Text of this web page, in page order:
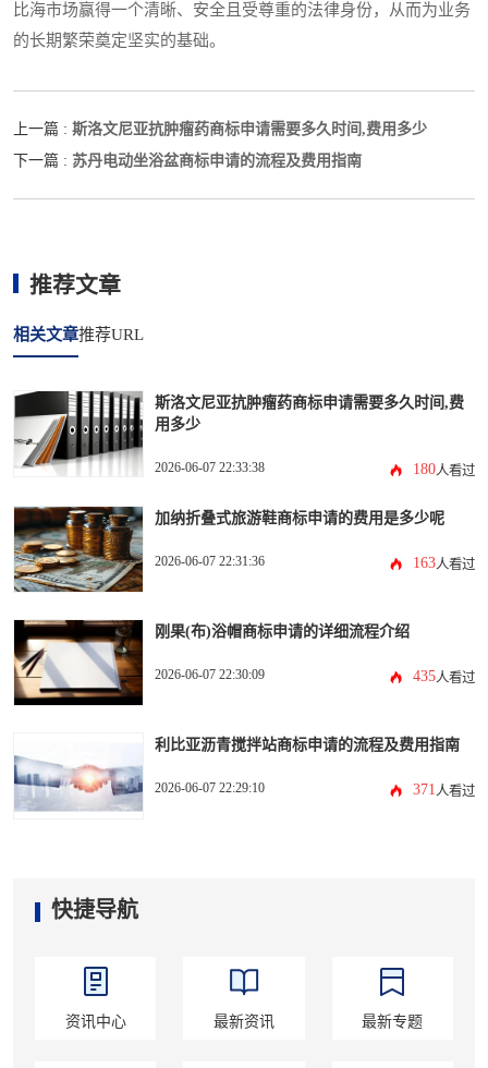
比海市场赢得一个清晰、安全且受尊重的法律身份，从而为业务
的长期繁荣奠定坚实的基础。
上一篇 : 斯洛文尼亚抗肿瘤药商标申请需要多久时间,费用多少
下一篇 : 苏丹电动坐浴盆商标申请的流程及费用指南
推荐文章
相关文章推荐URL
斯洛文尼亚抗肿瘤药商标申请需要多久时间,费
用多少
2026-06-07 22:33:38 180人看过
加纳折叠式旅游鞋商标申请的费用是多少呢
2026-06-07 22:31:36 163人看过
刚果(布)浴帽商标申请的详细流程介绍
2026-06-07 22:30:09 435人看过
利比亚沥青搅拌站商标申请的流程及费用指南
2026-06-07 22:29:10 371人看过
快捷导航
资讯中心 最新资讯 最新专题